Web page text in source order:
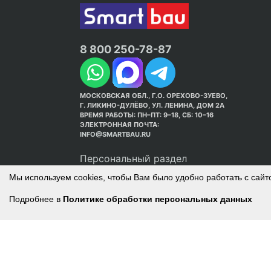
8 800 250-78-87
МОСКОВСКАЯ ОБЛ., Г.О. ОРЕХОВО-ЗУЕВО,
Г. ЛИКИНО-ДУЛЁВО, УЛ. ЛЕНИНА, ДОМ 2А
ВРЕМЯ РАБОТЫ: ПН–ПТ: 9–18, СБ: 10–16
ЭЛЕКТРОННАЯ ПОЧТА:
INFO@SMARTBAU.RU
Персональный раздел
Мы используем cookies, чтобы Вам было удобно работать с
Подробнее в Политике обработки персональных данных